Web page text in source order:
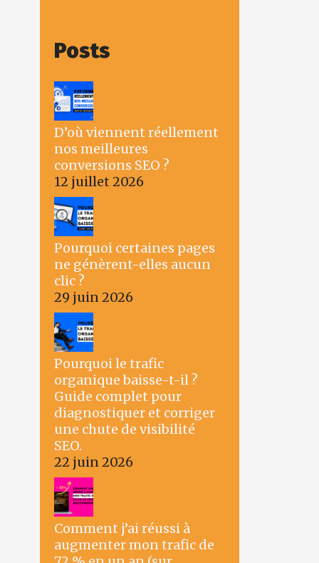
Posts
D’où viennent réellement
nos meilleures
conversions SEO ?
12 juillet 2026
Pourquoi certaines pages
ne génèrent-elles aucun
clic ?
29 juin 2026
Pourquoi le trafic
organique baisse-t-il ?
Guide complet pour
diagnostiquer et corriger
une chute de visibilité
SEO.
22 juin 2026
Comment j’ai réussi à
augmenter mon trafic de